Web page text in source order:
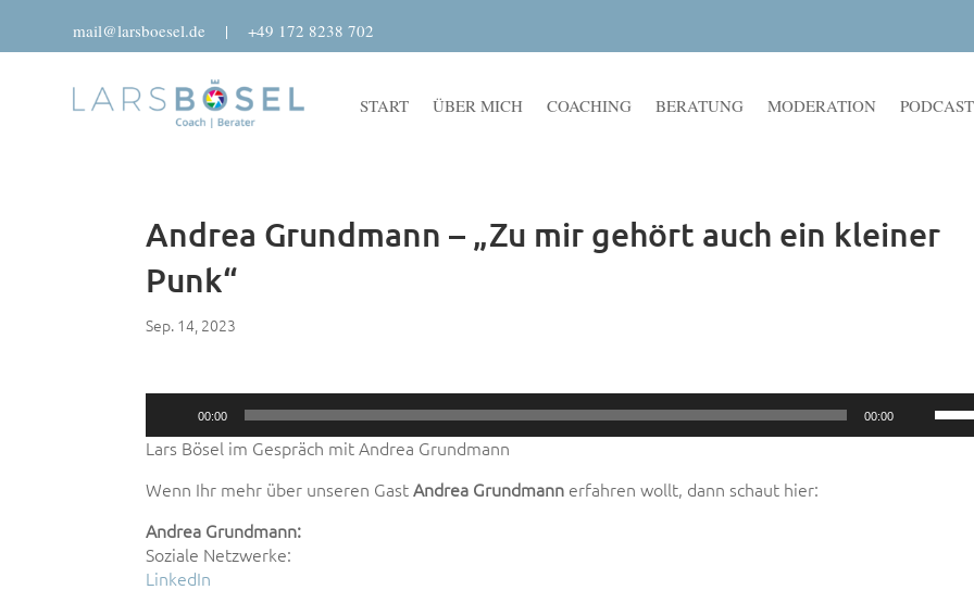
mail@larsboesel.de |+49 172 8238 702
START ÜBER MICH COACHING BERATUNG MODERATION PODCAST
Andrea Grundmann – „Zu mir gehört auch ein kleiner
Punk“
Sep. 14, 2023
00:00 00:00
Lars Bösel im Gespräch mit Andrea Grundmann
Wenn Ihr mehr über unseren GastAndrea Grundmann erfahren wollt, dann schaut hier:
Andrea Grundmann:
Soziale Netzwerke:
LinkedIn